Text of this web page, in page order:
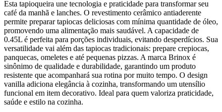
Esta tapioqueira une tecnologia e praticidade para transformar seu
café da manhã e lanches. O revestimento cerâmico antiaderente
permite preparar tapiocas deliciosas com mínima quantidade de óleo,
promovendo uma alimentação mais saudável. A capacidade de
0.45L é perfeita para porções individuais, evitando desperdícios. Sua
versatilidade vai além das tapiocas tradicionais: prepare crepiocas,
panquecas, omeletes e até pequenas pizzas. A marca Brinox é
sinônimo de qualidade e durabilidade, garantindo um produto
resistente que acompanhará sua rotina por muito tempo. O design
vanilla adiciona elegância à cozinha, transformando um utensílio
funcional em item decorativo. Ideal para quem valoriza praticidade,
saúde e estilo na cozinha.